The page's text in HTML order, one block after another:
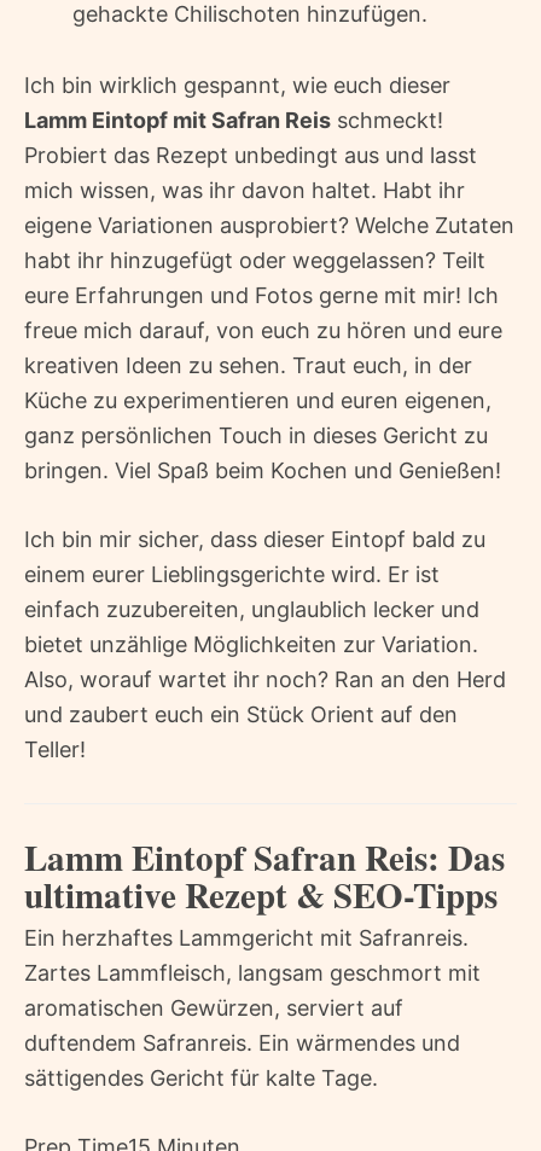
gehackte Chilischoten hinzufügen.
Ich bin wirklich gespannt, wie euch dieser
Lamm Eintopf mit Safran Reis schmeckt!
Probiert das Rezept unbedingt aus und lasst
mich wissen, was ihr davon haltet. Habt ihr
eigene Variationen ausprobiert? Welche Zutaten
habt ihr hinzugefügt oder weggelassen? Teilt
eure Erfahrungen und Fotos gerne mit mir! Ich
freue mich darauf, von euch zu hören und eure
kreativen Ideen zu sehen. Traut euch, in der
Küche zu experimentieren und euren eigenen,
ganz persönlichen Touch in dieses Gericht zu
bringen. Viel Spaß beim Kochen und Genießen!
Ich bin mir sicher, dass dieser Eintopf bald zu
einem eurer Lieblingsgerichte wird. Er ist
einfach zuzubereiten, unglaublich lecker und
bietet unzählige Möglichkeiten zur Variation.
Also, worauf wartet ihr noch? Ran an den Herd
und zaubert euch ein Stück Orient auf den
Teller!
Lamm Eintopf Safran Reis: Das
ultimative Rezept & SEO-Tipps
Ein herzhaftes Lammgericht mit Safranreis.
Zartes Lammfleisch, langsam geschmort mit
aromatischen Gewürzen, serviert auf
duftendem Safranreis. Ein wärmendes und
sättigendes Gericht für kalte Tage.